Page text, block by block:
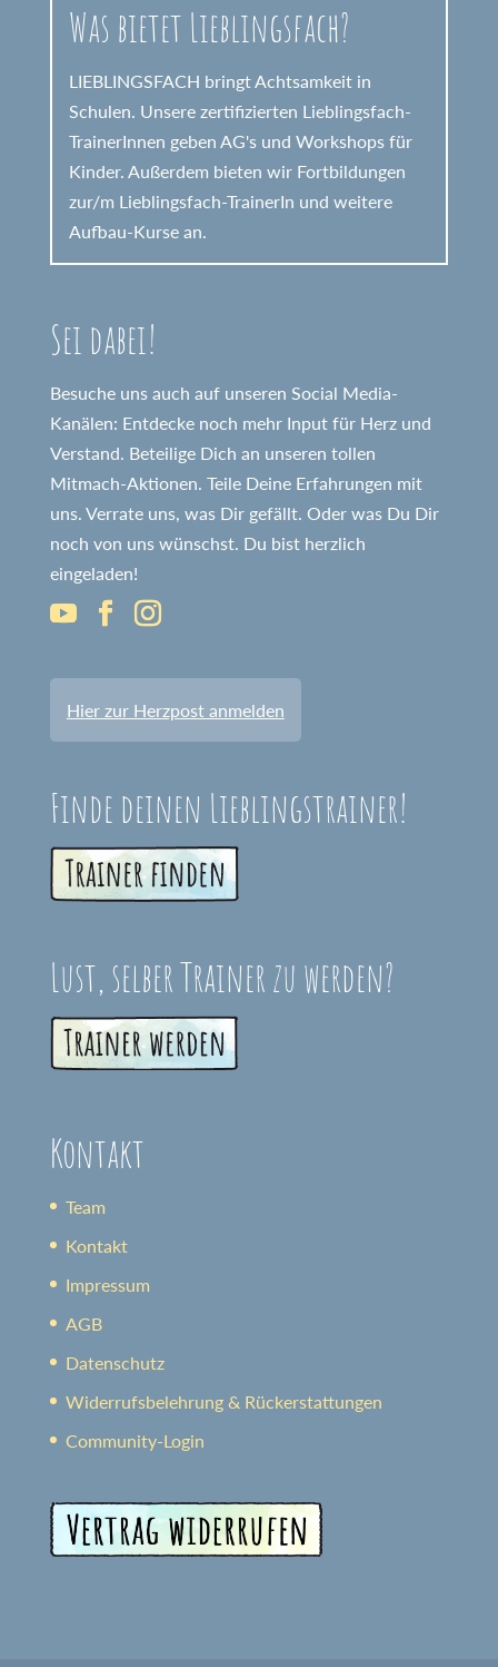
Was bietet Lieblingsfach?
LIEBLINGSFACH bringt Achtsamkeit in
Schulen. Unsere zertifizierten Lieblingsfach-
TrainerInnen geben AG's und Workshops für
Kinder. Außerdem bieten wir Fortbildungen
zur/m Lieblingsfach-TrainerIn und weitere
Aufbau-Kurse an.
Sei dabei!
Besuche uns auch auf unseren Social Media-
Kanälen: Entdecke noch mehr Input für Herz und
Verstand. Beteilige Dich an unseren tollen
Mitmach-Aktionen. Teile Deine Erfahrungen mit
uns. Verrate uns, was Dir gefällt. Oder was Du Dir
noch von uns wünschst. Du bist herzlich
eingeladen!
Hier zur Herzpost anmelden
Finde deinen Lieblingstrainer!
Lust, selber Trainer zu werden?
Kontakt
Team
Kontakt
Impressum
AGB
Datenschutz
Widerrufsbelehrung & Rückerstattungen
Community-Login